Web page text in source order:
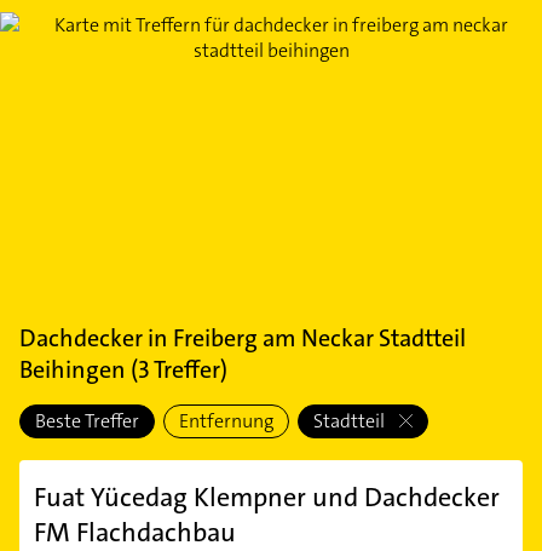
Dachdeckerin Freiberg am Neckar Stadtteil
Beihingen (3Treffer)
Beste Treffer Entfernung Stadtteil
Fuat Yücedag Klempner und Dachdecker
FM Flachdachbau